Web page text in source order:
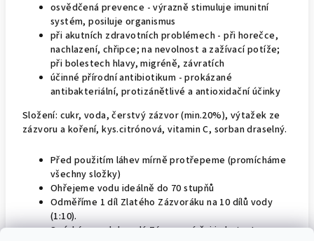
osvědčená prevence - výrazně stimuluje imunitní
systém, posiluje organismus
při akutních zdravotních problémech - při horečce,
nachlazení, chřipce; na nevolnost a zažívací potíže;
při bolestech hlavy, migréně, závratích
účinné přírodní antibiotikum - prokázané
antibakteriální, protizánětlivé a antioxidační účinky
Složení: cukr, voda, čerstvý zázvor (min.20%), výtažek ze
zázvoru a koření, kys.citrónová, vitamin C, sorban draselný.
Před použitím láhev mírně protřepeme (promícháme
všechny složky)
Ohřejeme vodu ideálně do 70 stupňů
Odměříme 1 díl Zlatého Zázvoráku na 10 dílů vody
(1:10).
Smícháme a dokonalý Zázvorový čaj je hotov!